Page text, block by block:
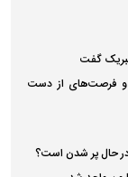
تبریک گفت
راهبردی و فرصت‌های از دست
در حال پر شدن است؟